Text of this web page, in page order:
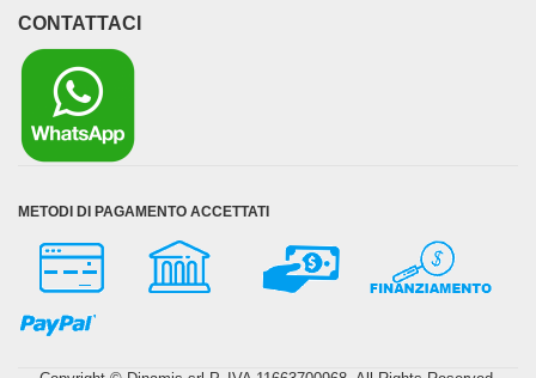
CONTATTACI
METODI DI PAGAMENTO ACCETTATI